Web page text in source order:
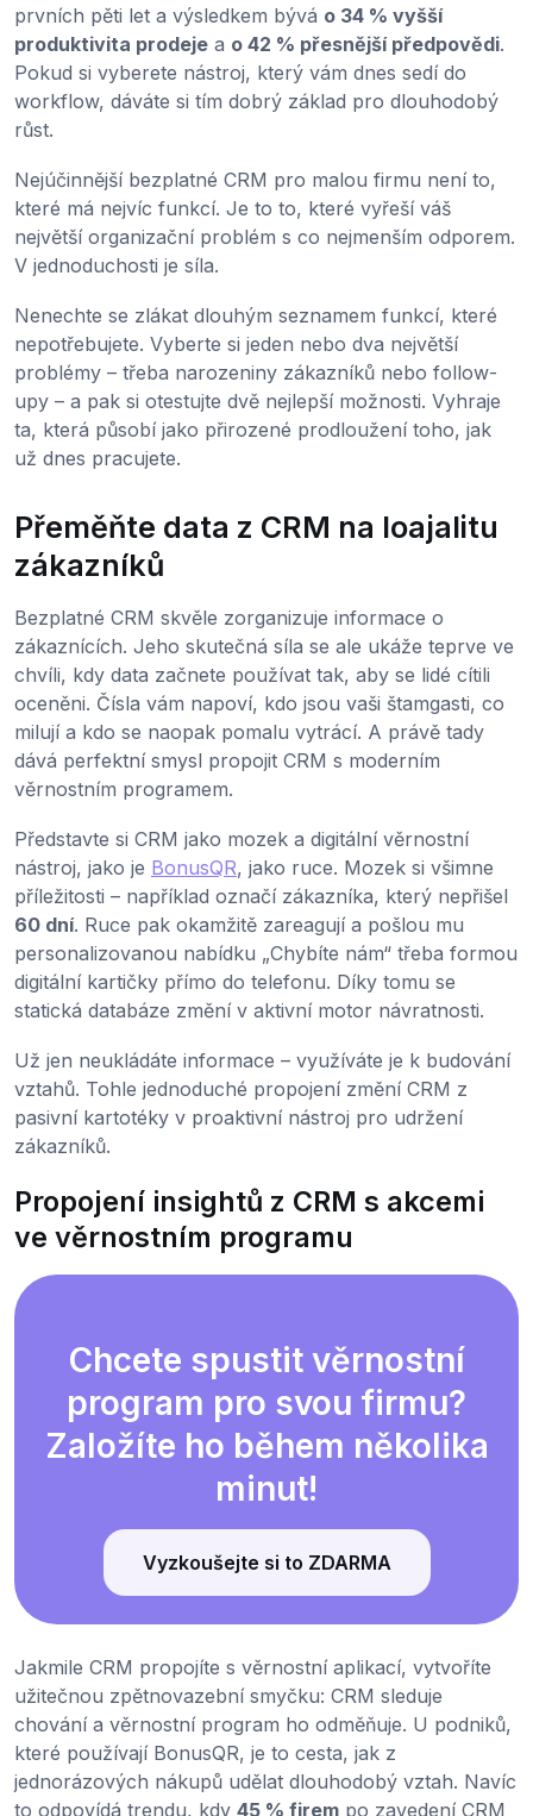
prvních pěti let a výsledkem bývá o 34 % vyšší
produktivita prodeje a o 42 % přesnější předpovědi.
Pokud si vyberete nástroj, který vám dnes sedí do
workflow, dáváte si tím dobrý základ pro dlouhodobý
růst.
Nejúčinnější bezplatné CRM pro malou firmu není to,
které má nejvíc funkcí. Je to to, které vyřeší váš
největší organizační problém s co nejmenším odporem.
V jednoduchosti je síla.
Nenechte se zlákat dlouhým seznamem funkcí, které
nepotřebujete. Vyberte si jeden nebo dva největší
problémy – třeba narozeniny zákazníků nebo follow-
upy – a pak si otestujte dvě nejlepší možnosti. Vyhraje
ta, která působí jako přirozené prodloužení toho, jak
už dnes pracujete.
Přeměňte data z CRM na loajalitu
zákazníků
Bezplatné CRM skvěle zorganizuje informace o
zákaznících. Jeho skutečná síla se ale ukáže teprve ve
chvíli, kdy data začnete používat tak, aby se lidé cítili
oceněni. Čísla vám napoví, kdo jsou vaši štamgasti, co
milují a kdo se naopak pomalu vytrácí. A právě tady
dává perfektní smysl propojit CRM s moderním
věrnostním programem.
Představte si CRM jako mozek a digitální věrnostní
nástroj, jako je BonusQR, jako ruce. Mozek si všimne
příležitosti – například označí zákazníka, který nepřišel
60 dní. Ruce pak okamžitě zareagují a pošlou mu
personalizovanou nabídku „Chybíte nám“ třeba formou
digitální kartičky přímo do telefonu. Díky tomu se
statická databáze změní v aktivní motor návratnosti.
Už jen neukládáte informace – využíváte je k budování
vztahů. Tohle jednoduché propojení změní CRM z
pasivní kartotéky v proaktivní nástroj pro udržení
zákazníků.
Propojení insightů z CRM s akcemi
ve věrnostním programu
Chcete spustit věrnostní
program pro svou firmu?
Založíte ho během několika
minut!
Vyzkoušejte si to ZDARMA
Jakmile CRM propojíte s věrnostní aplikací, vytvoříte
užitečnou zpětnovazební smyčku: CRM sleduje
chování a věrnostní program ho odměňuje. U podniků,
které používají BonusQR, je to cesta, jak z
jednorázových nákupů udělat dlouhodobý vztah. Navíc
to odpovídá trendu, kdy 45 % firem po zavedení CRM